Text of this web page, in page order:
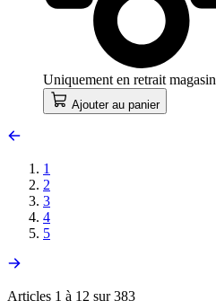
Uniquement en retrait magasin
Ajouter au panier
1
2
3
4
5
Articles 1 à 12 sur 383